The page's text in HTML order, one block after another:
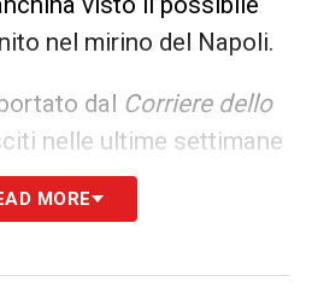
nel mirino del Napoli.
dal Corriere dello
nelle ultime settimane
optato perPalladino.
è uno di quelli che
MORE